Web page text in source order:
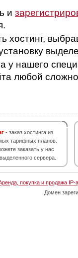
и
хостинг,
у нашего
любой
- заказ хостинга из
тарифных планов.
заказать у нас
сервера.
покупка и продажа IP-
Домен